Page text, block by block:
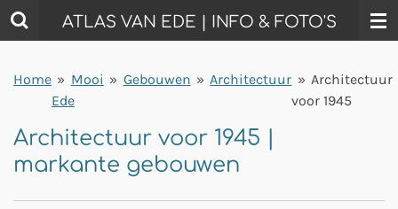
Ga
direct
de
hoofdinhoud
ATLAS VAN EDE | INFO & FOTO'S
Home » Mooi
Ede
» Gebouwen » Architectuur » Architectuur
voor 1945
Architectuur voor 1945 |
markante gebouwen